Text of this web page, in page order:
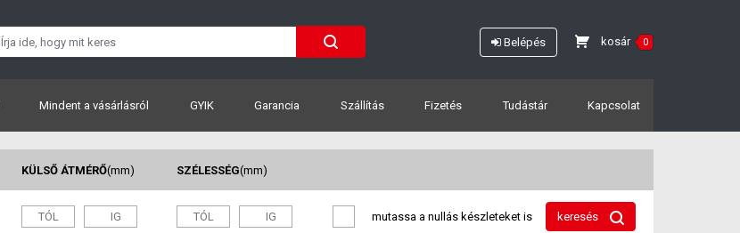
Belépés kosár 0
Mindent a vásárlásról GYIK Garancia Szállítás Fizetés Tudástár Kapcsolat
KÜLSŐ ÁTMÉRŐ(mm) SZÉLESSÉG(mm)
mutassa a nullás készleteket is keresés